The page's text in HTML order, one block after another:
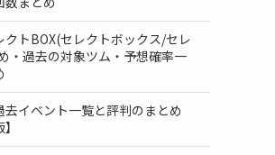
クトBOX(セレクトボックス/セレ
・過去の対象ツム・予想確率一
去イベント一覧と評判のまとめ